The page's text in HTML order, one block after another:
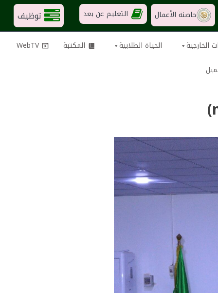
حاضنة الأعمال التعليم عن بعد توظيف
الخارجية الحياة الطلابية المكتبة
WebTV